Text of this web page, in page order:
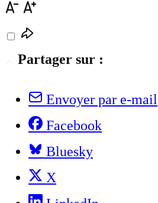
Partager sur :
Envoyer par e-mail
Facebook
Bluesky
X